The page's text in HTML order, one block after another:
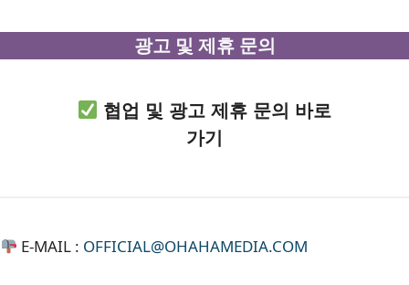
광고 및 제휴 문의
협업 및 광고 제휴 문의 바로
가기
E-MAIL : OFFICIAL@OHAHAMEDIA.COM